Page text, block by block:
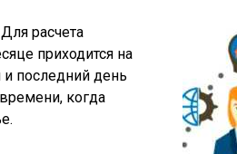
расчета
приходится на
и последний день
когда